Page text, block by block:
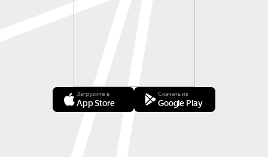
Загрузите в
App Store
Скачать из
Google Play